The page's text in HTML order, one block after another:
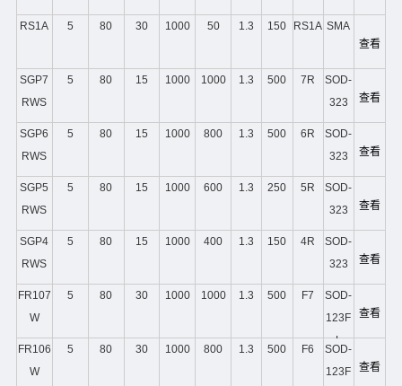
RS1A 5 80 30 1000 50 1.3 150 RS1A SMA
查看
SGP7
RWS
5 80 15 1000 1000 1.3 500 7R
SOD-
323
查看
SGP6
RWS
5 80 15 1000 800 1.3 500 6R
SOD-
323
查看
SGP5
RWS
5 80 15 1000 600 1.3 250 5R
SOD-
323
查看
SGP4
RWS
5 80 15 1000 400 1.3 150 4R
SOD-
323
查看
FR107
W
5 80 30 1000 1000 1.3 500 F7
SOD-
123F
L
查看
FR106
W
5 80 30 1000 800 1.3 500 F6
SOD-
123F
查看